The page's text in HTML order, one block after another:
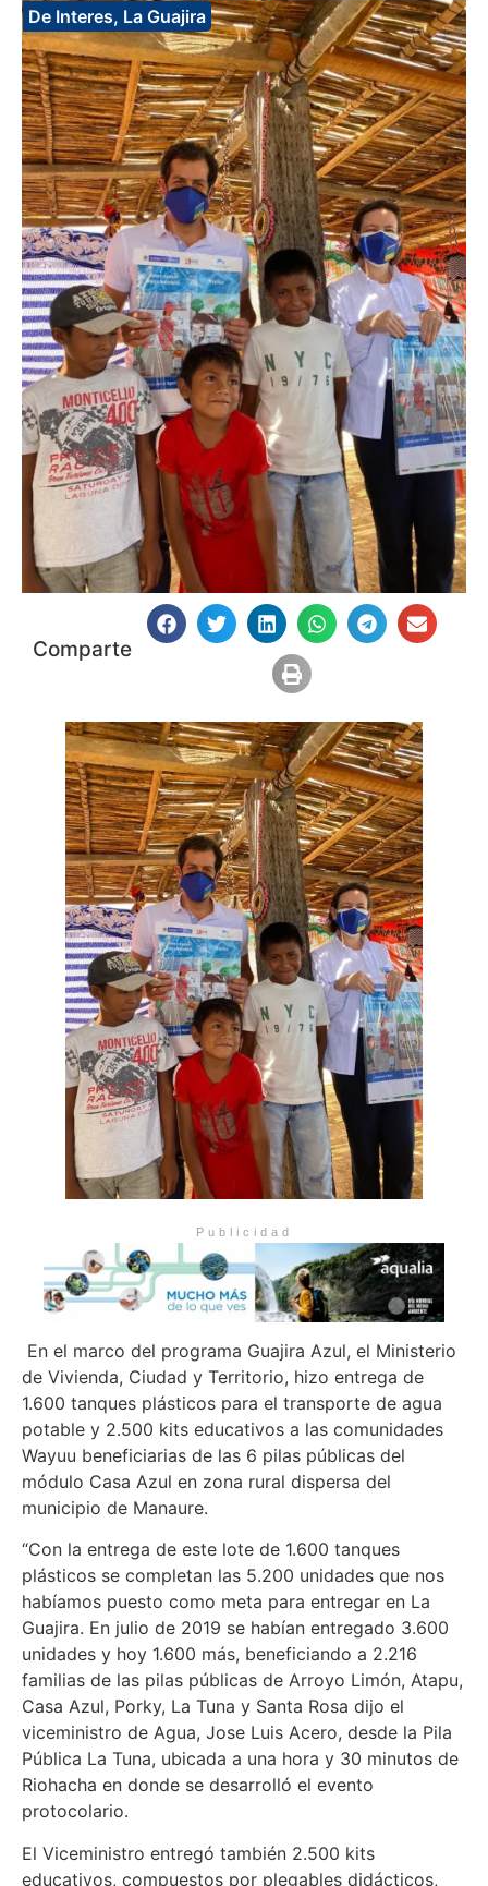
De Interes, La Guajira
Comparte
Publicidad
En el marco del programa Guajira Azul, el Ministerio
de Vivienda, Ciudad y Territorio, hizo entrega de
1.600 tanques plásticos para el transporte de agua
potable y 2.500 kits educativos a las comunidades
Wayuu beneficiarias de las 6 pilas públicas del
módulo Casa Azul en zona rural dispersa del
municipio de Manaure.
“Con la entrega de este lote de 1.600 tanques
plásticos se completan las 5.200 unidades que nos
habíamos puesto como meta para entregar en La
Guajira. En julio de 2019 se habían entregado 3.600
unidades y hoy 1.600 más, beneficiando a 2.216
familias de las pilas públicas de Arroyo Limón, Atapu,
Casa Azul, Porky, La Tuna y Santa Rosa dijo el
viceministro de Agua, Jose Luis Acero, desde la Pila
Pública La Tuna, ubicada a una hora y 30 minutos de
Riohacha en donde se desarrolló el evento
protocolario.
El Viceministro entregó también 2.500 kits
educativos, compuestos por plegables didácticos,